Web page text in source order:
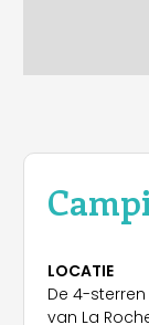
LOCATIE
De 4-
van La